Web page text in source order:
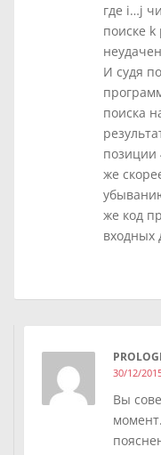
где i…j
поиске k
И судя
поиска
позиции
же
же код
входных
30/12/
Вы